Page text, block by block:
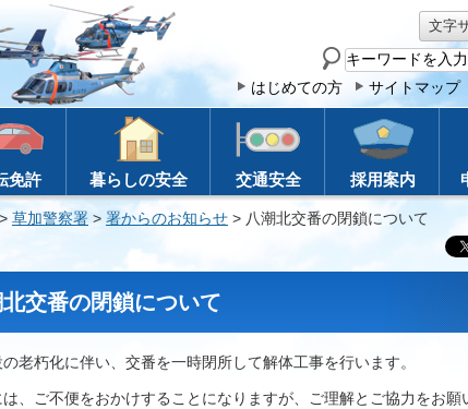
文字
サ
イ
ト
はじめての方
サイトマップ
免許 暮らしの安全 交通安全 採用案内
> 草加警察署 > 署からのお知らせ > 八潮北交番の閉鎖について
北交番の閉鎖について
老朽化に伴い、交番を一時閉所して解体工事を行います。
、ご不便をおかけすることになりますが、ご理解とご協力をお願